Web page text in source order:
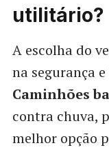
utilitário?
A escolha do
na segurança
Caminhões
contra chuva,
melhor opção